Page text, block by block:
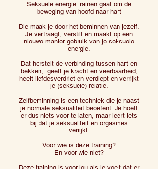
Seksuele energie trainen gaat om de
beweging van hoofd naar hart
Die maak je door het beminnen van jezelf.
Je vertraagt, verstilt en maakt op een
nieuwe manier gebruik van je seksuele
energie.
Dat herstelt de verbinding tussen hart en
bekken, geeft je kracht en veerbaarheid,
heelt liefdesverdriet en verdiept en verrijkt
je (seksuele) relatie.
Zelfbeminning is een techniek die je naast
je normale seksualiteit beoefent. Je hoeft
er dus niets voor te laten, maar leert iets
bij dat je seksualiteit en orgasmes
verrijkt.
Voor wie is deze training?
En voor wie niet?
Deze training is voor jou als je voelt dat er